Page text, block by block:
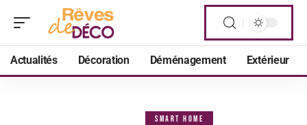
Actualités Décoration Déménagement Extérieur
SMART HOME